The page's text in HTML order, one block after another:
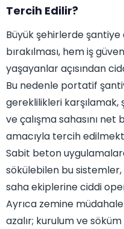
Tercih Edilir?
Büyük şehirlerde şantiye
bırakılması, hem iş
yaşayanlar açısından
Bu nedenle portatif
gereklilikleri
ve çalışma sahasını net
amacıyla tercih
Sabit beton
sökülebilen bu
saha ekiplerine ciddi
Ayrıca zemine
azalır; kurulum ve söküm